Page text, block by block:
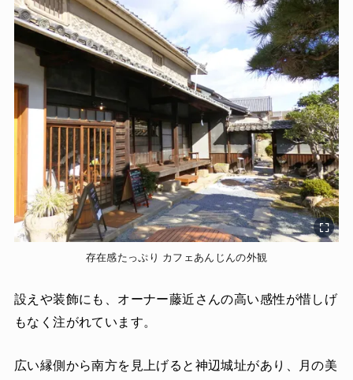
存在感たっぷり カフェあんじんの外観
設えや装飾にも、オーナー藤近さんの高い感性が惜しげ
もなく注がれています。
広い縁側から南方を見上げると神辺城址があり、月の美